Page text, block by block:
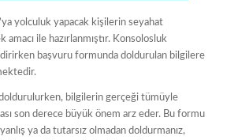
yolculuk yapacak kişilerin seyahat
amacı ile hazırlanmıştır. Konsolosluk
başvuru formunda doldurulan bilgilere
bilgilerin gerçeği tümüyle
son derece büyük önem arz eder. Bu formu
ya da tutarsız olmadan doldurmanız,